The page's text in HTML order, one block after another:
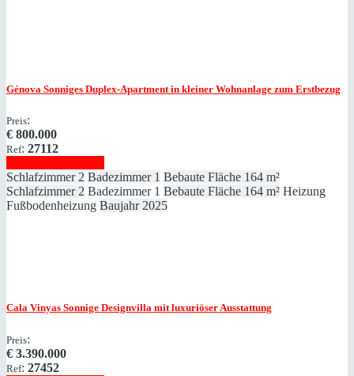
Génova Sonniges Duplex-Apartment in kleiner Wohnanlage zum Erstbezug
Preis:
€ 800.000
Ref: 27112
Schlafzimmer 2 Badezimmer 1 Bebaute Fläche 164 m²
Schlafzimmer 2 Badezimmer 1 Bebaute Fläche 164 m² Heizung
Fußbodenheizung Baujahr 2025
Cala Vinyas Sonnige Designvilla mit luxuriöser Ausstattung
Preis:
€ 3.390.000
Ref: 27452